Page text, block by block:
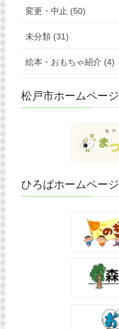
変更・中止 (50)
未分類 (31)
絵本・おもちゃ紹介 (4)
松戸市ホームページ
ひろばホームページ